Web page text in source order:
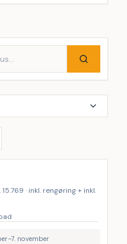
· inkl. rengøring + inkl.
november